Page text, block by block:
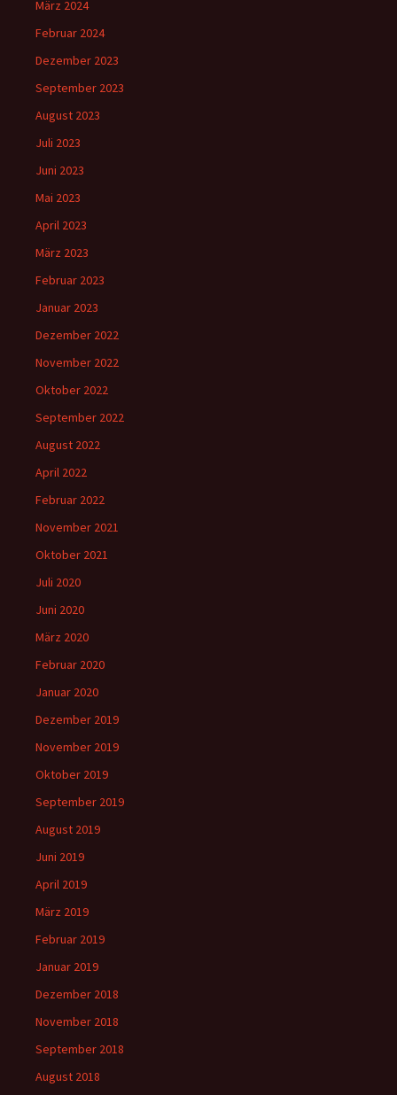
März 2024
Februar 2024
Dezember 2023
September 2023
August 2023
Juli 2023
Juni 2023
Mai 2023
April 2023
März 2023
Februar 2023
Januar 2023
Dezember 2022
November 2022
Oktober 2022
September 2022
August 2022
April 2022
Februar 2022
November 2021
Oktober 2021
Juli 2020
Juni 2020
März 2020
Februar 2020
Januar 2020
Dezember 2019
November 2019
Oktober 2019
September 2019
August 2019
Juni 2019
April 2019
März 2019
Februar 2019
Januar 2019
Dezember 2018
November 2018
September 2018
August 2018